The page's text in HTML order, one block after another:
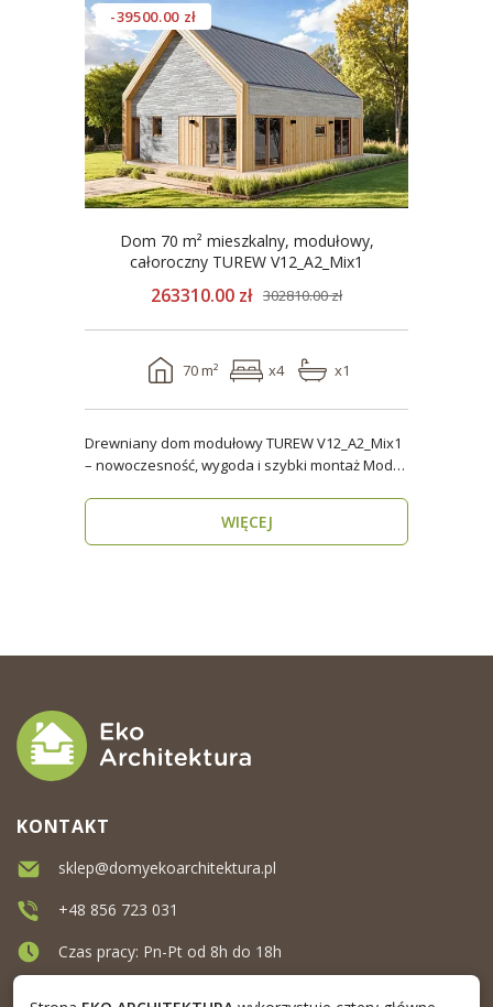
-39500.00 zł
Dom 70 m² mieszkalny, modułowy,
całoroczny TUREW V12_A2_Mix1
263310.00 zł 302810.00 zł
70 m² x4 x1
Drewniany dom modułowy TUREW V12_A2_Mix1
– nowoczesność, wygoda i szybki montaż Model
WIĘCEJ
KONTAKT
sklep@domyekoarchitektura.pl
+48 856 723 031
Czas pracy: Pn-Pt od 8h do 18h